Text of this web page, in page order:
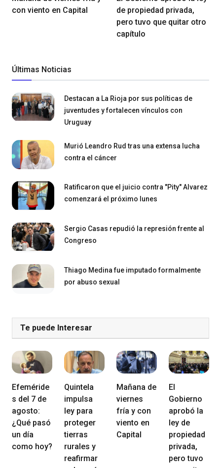
con viento en Capital
de propiedad privada,
pero tuvo que quitar otro
capítulo
Últimas Noticias
Destacan a La Rioja por sus políticas de
juventudes y fortalecen vínculos con
Uruguay
Murió Leandro Rud tras una extensa lucha
contra el cáncer
Ratificaron que el juicio contra "Pity" Alvarez
comenzará el próximo lunes
Sergio Casas repudió la represión frente al
Congreso
Thiago Medina fue imputado formalmente
por abuso sexual
Te puede Interesar
Efeméride
s del 7 de
agosto:
¿Qué pasó
un día
como hoy?
Quintela
impulsa
ley para
proteger
tierras
rurales y
reafirmar
Mañana de
viernes
fría y con
viento en
Capital
El
Gobierno
aprobó la
ley de
propiedad
privada,
pero tuvo